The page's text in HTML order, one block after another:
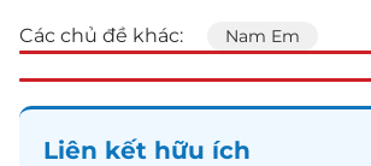
Các chủ đề khác: Nam Em
Liên kết hữu ích